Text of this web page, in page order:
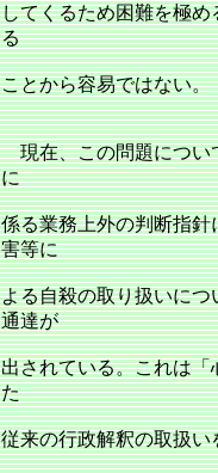
してくるため困難を極
る
ことから容易ではない。
現在、この問題につい
に
係る業務上外の判断指針
害等に
よる自殺の取り扱いにつ
通達が
出されている。これは
た
従来の行政解釈の取扱